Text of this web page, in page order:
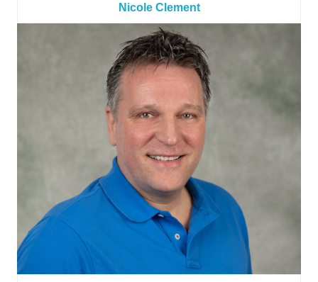
Nicole Clement